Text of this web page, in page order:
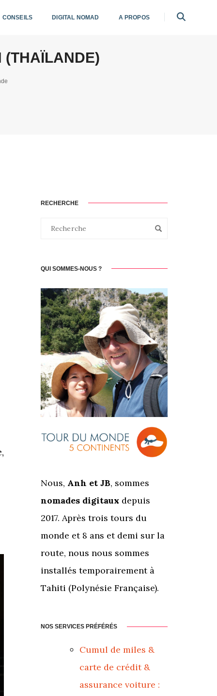
CONSEILS DIGITAL NOMAD A PROPOS
(THAÏLANDE)
RECHERCHE
QUI SOMMES-NOUS ?
Nous, Anh et JB, sommes
nomades digitaux depuis
2017. Après trois tours du
monde et 8 ans et demi sur la
route, nous nous sommes
installés temporairement à
Tahiti (Polynésie Française).
NOS SERVICES PRÉFÉRÉS
Cumul de miles &
carte de crédit &
assurance voiture :